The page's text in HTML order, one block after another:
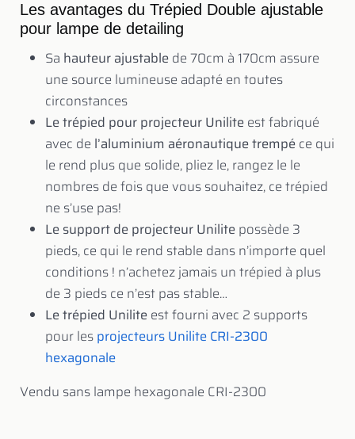
Les avantages du Trépied Double ajustable
pour lampe de detailing
Sa hauteur ajustablede 70cm à 170cm assure
une source lumineuse adapté en toutes
circonstances
Le trépied pour projecteur Uniliteest fabriqué
avec de l’aluminium aéronautique trempéce qui
le rend plus que solide, pliez le, rangez le le
nombres de fois que vous souhaitez, ce trépied
ne s’use pas!
Le support de projecteur Unilitepossède 3
pieds, ce qui le rend stable dans n’importe quel
conditions ! n’achetez jamais un trépied à plus
de 3 pieds ce n’est pas stable…
Le trépied Uniliteest fourni avec 2 supports
pour lesprojecteurs Unilite CRI-2300
hexagonale
Vendu sans lampe hexagonale CRI-2300